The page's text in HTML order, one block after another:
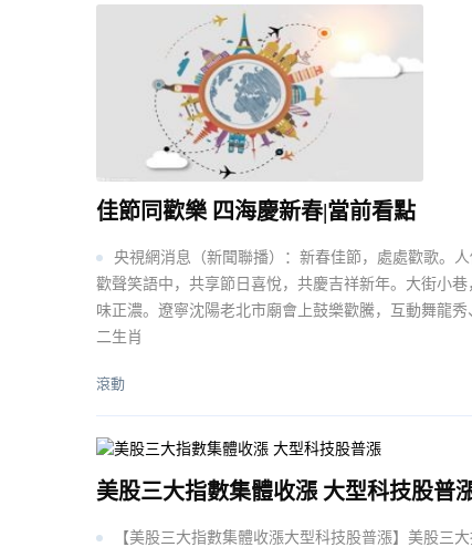
佳節同歡樂 四海慶新春|當前看點
央視網消息（新聞聯播）：新春佳節，處處歡歌。人
歡聲笑語中，共享節日喜悅，共慶吉祥新年。大街小巷
味正濃。遼寧沈陽老北市廟會上鼓樂歡騰，互動舞龍秀
二生肖
滾動
美股三大指數集體收漲 大型科技股普
【美股三大指數集體收漲大型科技股普漲】美股三